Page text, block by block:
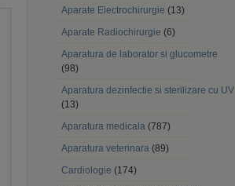
Aparate Electrochirurgie (13)
Aparate Radiochirurgie (6)
Aparatura de laborator si glucometre
(98)
Aparatura dezinfectie si sterilizare cu UV
(13)
Aparatura medicala (787)
Aparatura veterinara (89)
Cardiologie (174)